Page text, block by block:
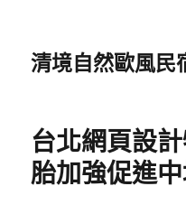
清境自然歐風民
台北網頁設
胎加強促進